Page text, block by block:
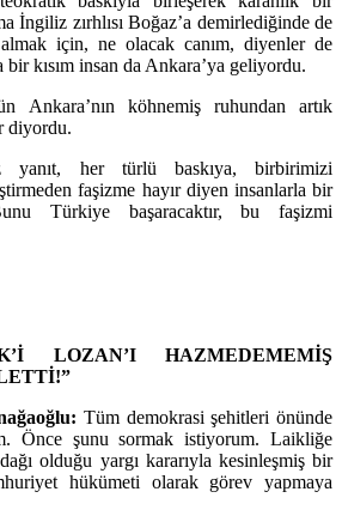
İngiliz zırhlısı Boğaz’a demirlediğinde de
için, ne olacak canım, diyenler de
bir kısım insan da Ankara’ya geliyordu.
Ankara’nın köhnemiş ruhundan artık
diyordu.
yanıt, her türlü baskıya, birbirimizi
faşizme hayır diyen insanlarla bir
Türkiye başaracaktır, bu faşizmi
LOZAN’I HAZMEDEMEMİŞ
Tüm demokrasi şehitleri önünde
Önce şunu sormak istiyorum. Laikliğe
olduğu yargı kararıyla kesinleşmiş bir
hükümeti olarak görev yapmaya